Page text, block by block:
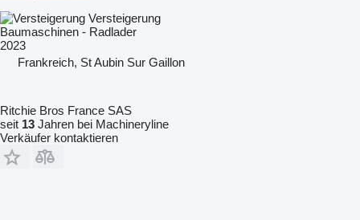
Versteigerung
Baumaschinen - Radlader
2023
Frankreich, St Aubin Sur Gaillon
Ritchie Bros France SAS
seit 13 Jahren bei Machineryline
Verkäufer kontaktieren